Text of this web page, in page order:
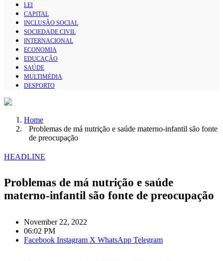
LEI
CAPITAL
INCLUSÃO SOCIAL
SOCIEDADE CIVIL
INTERNACIONAL
ECONOMIA
EDUCAÇÃO
SAÚDE
MULTIMÉDIA
DESPORTO
Home
Problemas de má nutrição e saúde materno-infantil são fonte
de preocupação
HEADLINE
Problemas de má nutrição e saúde
materno-infantil são fonte de preocupação
November 22, 2022
06:02 PM
Facebook Instagram X WhatsApp Telegram